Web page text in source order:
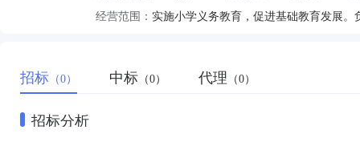
经营范围： 实施小学义务教育，促进基础教育发展
招标 （0） 中标 （0） 代理 （0）
招标分析